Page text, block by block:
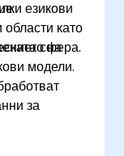
езикови
като
сфера.
на
модели.
за
модели